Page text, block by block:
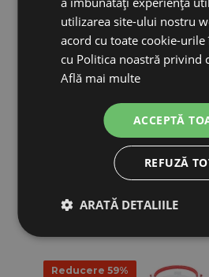
PRODUSE
Reducere 59%
utilizarea site-ului nostru
acord cu toate cookie-
cu Politica noastră privind
Află mai multe
ACCEPTĂ
REFUZĂ
ARATĂ DETALIILE